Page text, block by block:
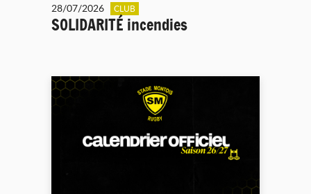
28/07/2026 CLUB
SOLIDARITÉ incendies